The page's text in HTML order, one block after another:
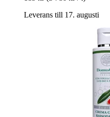
Leverans till 17. augusti